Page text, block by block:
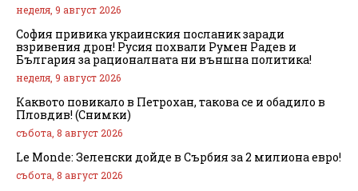
неделя, 9 август 2026
София привика украинския посланик заради
взривения дрон! Русия похвали Румен Радев и
България за рационалната ни външна политика!
неделя, 9 август 2026
Каквото повикало в Петрохан, такова се и обадило в
Пловдив! (Снимки)
събота, 8 август 2026
Le Monde: Зеленски дойде в Сърбия за 2 милиона евро!
събота, 8 август 2026